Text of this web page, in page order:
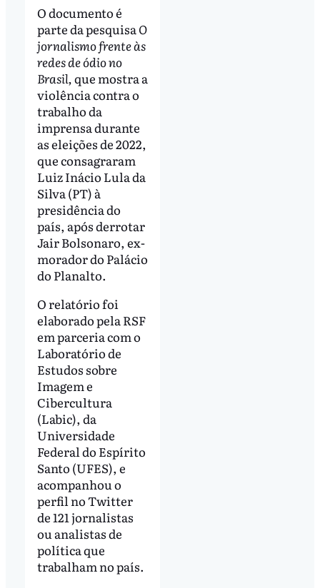
O documento é
parte da pesquisa O
jornalismo frente às
redes de ódio no
Brasil, que mostra a
violência contra o
trabalho da
imprensa durante
as eleições de 2022,
que consagraram
Luiz Inácio Lula da
Silva (PT) à
presidência do
país, após derrotar
Jair Bolsonaro, ex-
morador do Palácio
do Planalto.
O relatório foi
elaborado pela RSF
em parceria com o
Laboratório de
Estudos sobre
Imagem e
Cibercultura
(Labic), da
Universidade
Federal do Espírito
Santo (UFES), e
acompanhou o
perfil no Twitter
de 121 jornalistas
ou analistas de
política que
trabalham no país.